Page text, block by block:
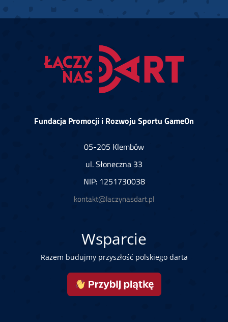
Fundacja Promocji i Rozwoju Sportu GameOn
05-205 Klembów
ul. Słoneczna 33
NIP: 1251730038
kontakt@laczynasdart.pl
Wsparcie
Razem budujmy przyszłość polskiego darta